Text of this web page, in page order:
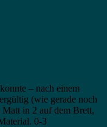
– nach einem
(wie gerade noch
in 2 auf dem Brett,
0-3